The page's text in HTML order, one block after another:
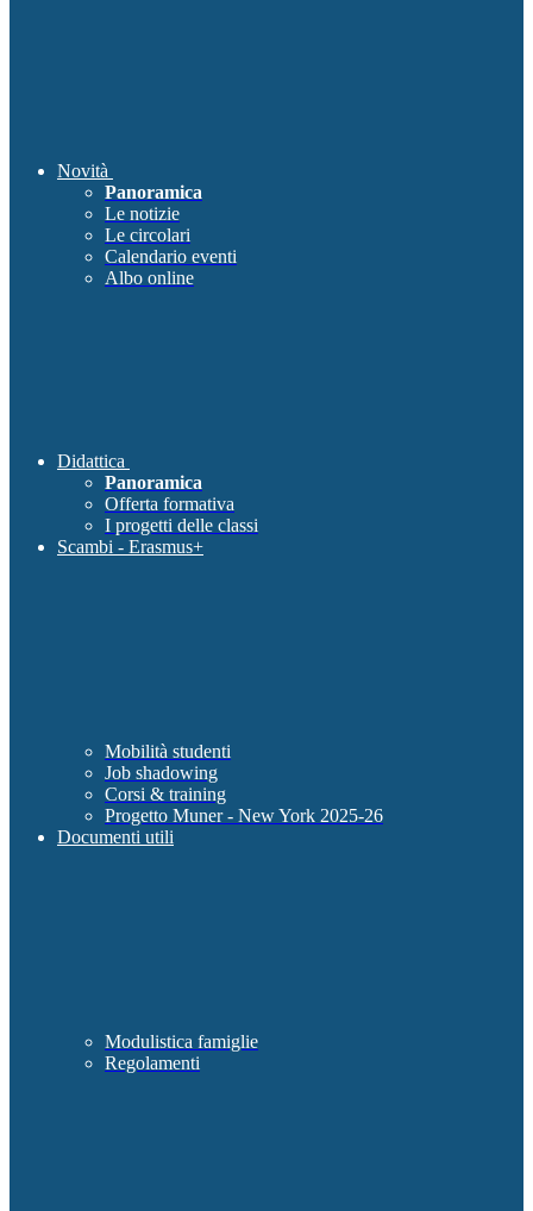
Novità
Panoramica
Le notizie
Le circolari
Calendario eventi
Albo online
Didattica
Panoramica
Offerta formativa
I progetti delle classi
Scambi - Erasmus+
Mobilità studenti
Job shadowing
Corsi & training
Progetto Muner - New York 2025-26
Documenti utili
Modulistica famiglie
Regolamenti